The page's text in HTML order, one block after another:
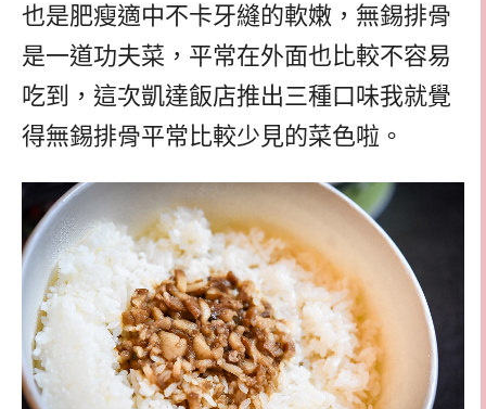
也是肥瘦適中不卡牙縫的軟嫩，無錫排骨
是一道功夫菜，平常在外面也比較不容易
吃到，這次凱達飯店推出三種口味我就覺
得無錫排骨平常比較少見的菜色啦。